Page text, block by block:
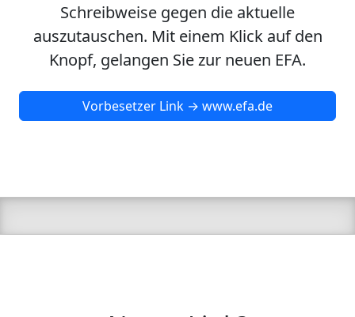
Schreibweise gegen die aktuelle
auszutauschen. Mit einem Klick auf den
Knopf, gelangen Sie zur neuen EFA.
Vorbesetzer Link → www.efa.de